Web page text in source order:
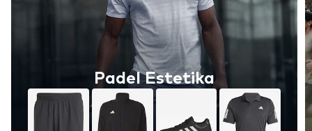
Padel Estetika